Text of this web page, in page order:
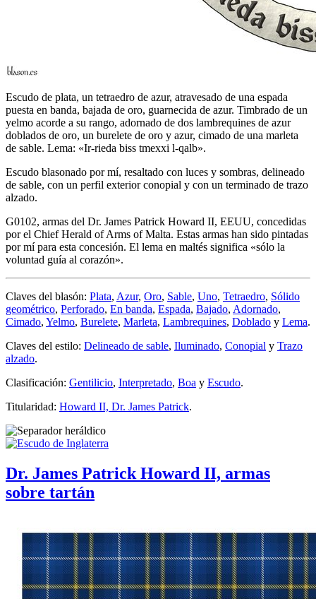
Escudo de plata, un tetraedro de azur, atravesado de una espada
puesta en banda, bajada de oro, guarnecida de azur. Timbrado de un
yelmo acorde a su rango, adornado de dos lambrequines de azur
doblados de oro, un burelete de oro y azur, cimado de una marleta
de sable. Lema: «Ir-rieda biss tmexxi l-qalb».
Escudo blasonado por mí, resaltado con luces y sombras, delineado
de sable, con un perfil exterior conopial y con un terminado de trazo
alzado.
G0102, armas del Dr. James Patrick Howard II, EEUU, concedidas
por el Chief Herald of Arms of Malta. Estas armas han sido pintadas
por mí para esta concesión. El lema en maltés significa «sólo la
voluntad guía al corazón».
Claves del blasón: Plata, Azur, Oro, Sable, Uno, Tetraedro, Sólido
geométrico, Perforado, En banda, Espada, Bajado, Adornado,
Cimado, Yelmo, Burelete, Marleta, Lambrequines, Doblado y Lema.
Claves del estilo: Delineado de sable, Iluminado, Conopial y Trazo
alzado.
Clasificación: Gentilicio, Interpretado, Boa y Escudo.
Titularidad: Howard II, Dr. James Patrick.
Dr. James Patrick Howard II, armas
sobre tartán